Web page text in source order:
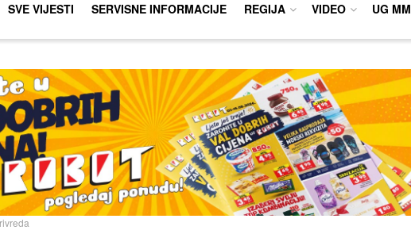
SVE VIJESTI SERVISNE INFORMACIJE REGIJA VIDEO UG MM